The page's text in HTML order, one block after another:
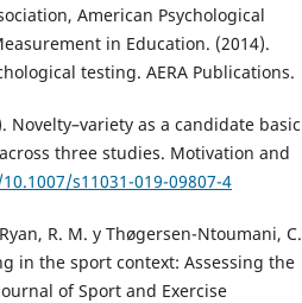
American Psychological
in Education. (2014).
testing. AERA Publications.
Novelty–variety as a candidate basic
three studies. Motivation and
s11031-019-09807-4
R. M. y Thøgersen-Ntoumani, C.
in the sport context: Assessing the
of Sport and Exercise